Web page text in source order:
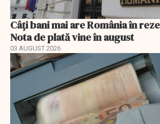
Câți bani mai are România în
Nota de plată vine în august
03 AUGUST 2026